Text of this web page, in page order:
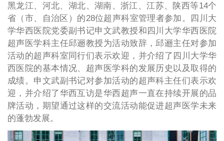
黑龙江、河北、湖北、湖南、浙江、江苏、陕西等14个
省（市、自治区）的28位超声科室管理者参加。四川大
学华西医院党委副书记申文武教授和四川大学华西医院
超声医学科主任邱逦教授为活动致辞，邱逦主任对参加
活动的超声科室同行们表示欢迎，并介绍了四川大学华
西医院的基本情况、超声医学科的发展历史以及取得的
成绩。申文武副书记对参加活动的超声科主任们表示欢
迎，并介绍了华西互访是华西超声一直在持续开展的品
牌活动，期望通过这样的交流活动能促进超声医学未来
的蓬勃发展。